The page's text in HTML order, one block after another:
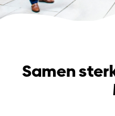
Samen